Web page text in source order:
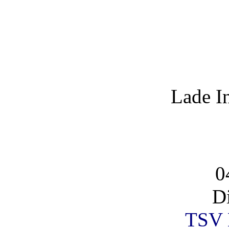
Lade
TSV